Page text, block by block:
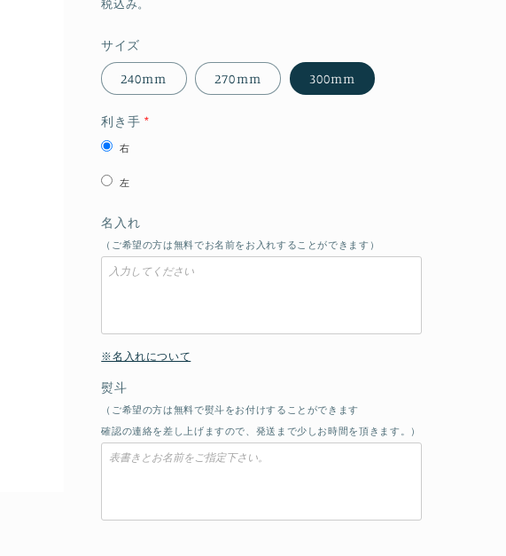
価
格
税込み。
サイズ
240mm 270mm 300mm
利き手
右
左
名入れ
（ご希望の方は無料でお名前をお入れすることができます）
※名入れについて
熨斗
（ご希望の方は無料で熨斗をお付けすることができます
確認の連絡を差し上げますので、発送まで少しお時間を頂きます。）